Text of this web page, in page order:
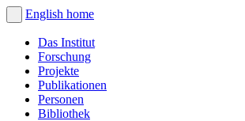
English home
Das Institut
Forschung
Projekte
Publikationen
Personen
Bibliothek